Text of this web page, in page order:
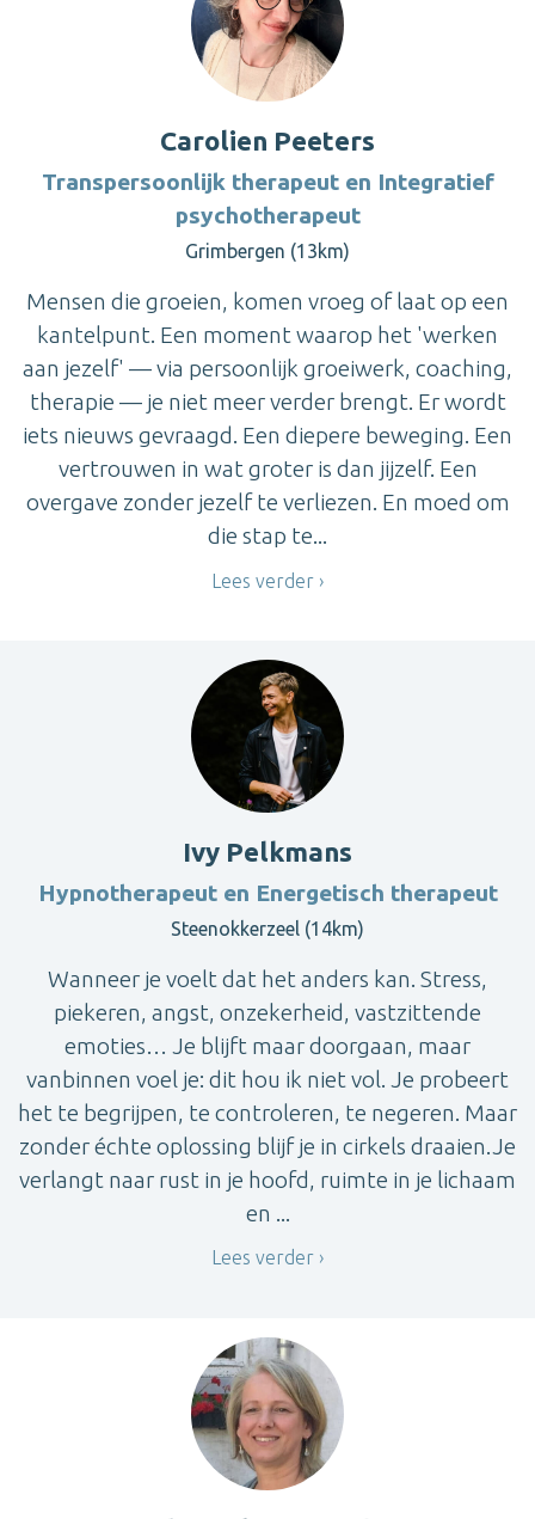
Carolien Peeters
Transpersoonlijk therapeut en Integratief
psychotherapeut
Grimbergen (13km)
Mensen die groeien, komen vroeg of laat op een
kantelpunt. Een moment waarop het 'werken
aan jezelf' — via persoonlijk groeiwerk, coaching,
therapie — je niet meer verder brengt. Er wordt
iets nieuws gevraagd. Een diepere beweging. Een
vertrouwen in wat groter is dan jijzelf. Een
overgave zonder jezelf te verliezen. En moed om
die stap te...
Lees verder
Ivy Pelkmans
Hypnotherapeut en Energetisch therapeut
Steenokkerzeel (14km)
Wanneer je voelt dat het anders kan. Stress,
piekeren, angst, onzekerheid, vastzittende
emoties… Je blijft maar doorgaan, maar
vanbinnen voel je: dit hou ik niet vol. Je probeert
het te begrijpen, te controleren, te negeren. Maar
zonder échte oplossing blijf je in cirkels draaien.Je
verlangt naar rust in je hoofd, ruimte in je lichaam
en ...
Lees verder